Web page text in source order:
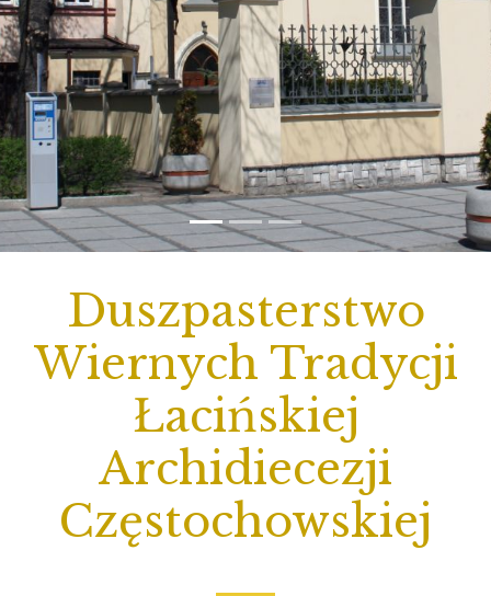
Duszpasterstwo
Wiernych Tradycji
Łacińskiej
Archidiecezji
Częstochowskiej